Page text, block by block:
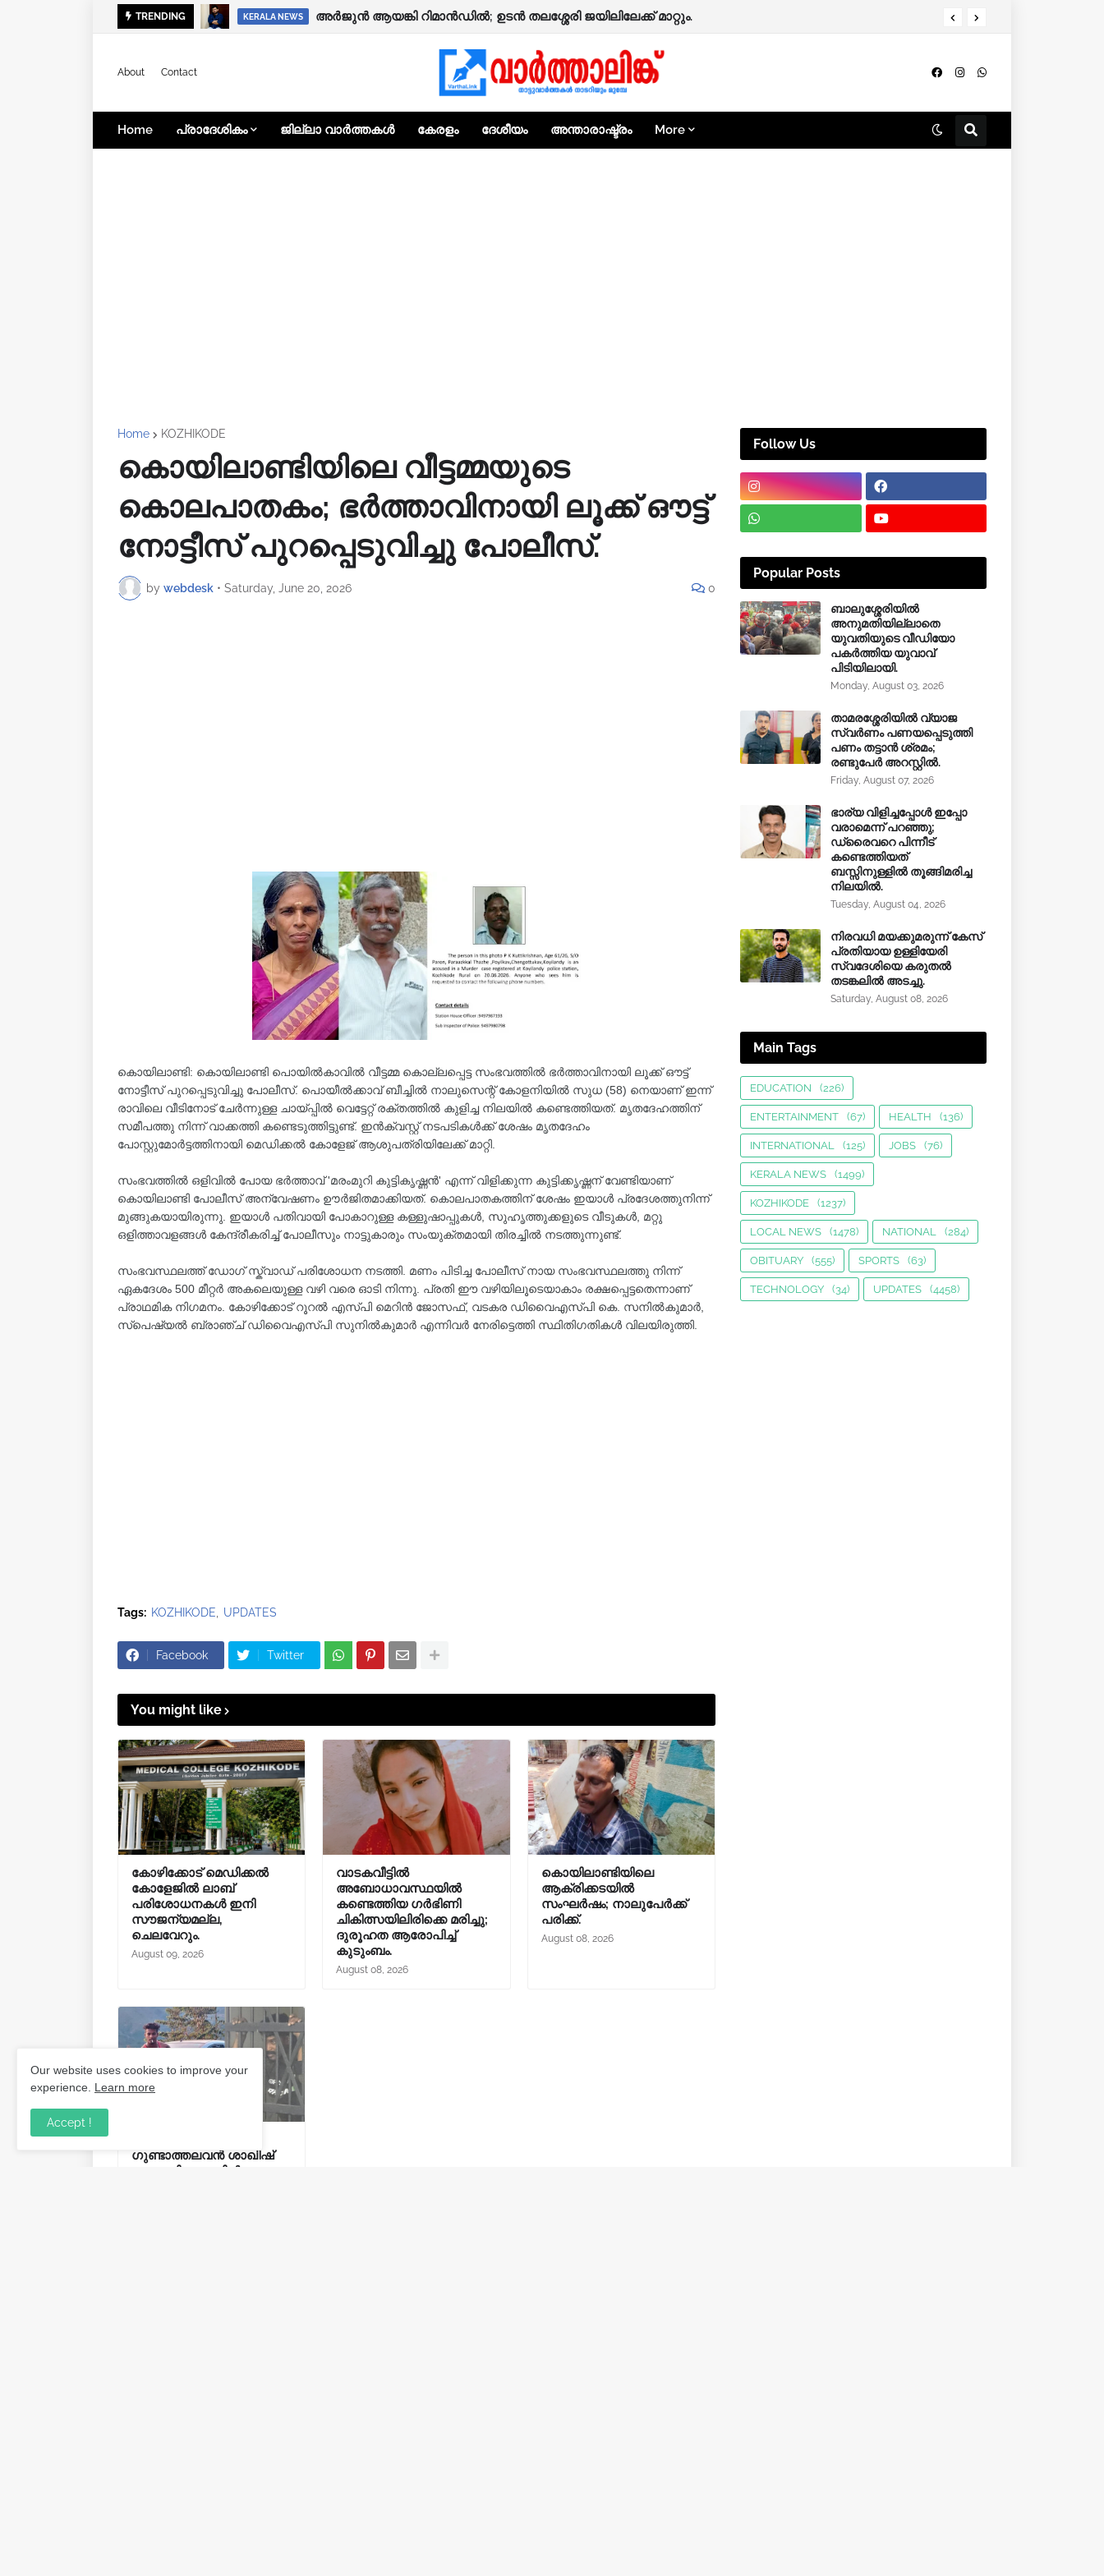
TRENDING KERALA NEWS അര്‍ജുന്‍ ആയങ്കി റിമാന്‍ഡില്‍; ഉടന്‍ തലശ്ശേരി ജയിലിലേക്ക് മാറ്റും.
KOZHIKODE കോഴിക്കോട് മെഡിക്കൽ കോളേജിൽ ലാബ് പരിശോധനകൾ ഇനി സൗജന്യമല്ല, ചെലവേറും.
About Contact
Home പ്രാദേശികം ജില്ലാ വാർത്തകൾ കേരളം ദേശീയം അന്താരാഷ്ട്രം More
Home KOZHIKODE
കൊയിലാണ്ടിയിലെ വീട്ടമ്മയുടെ
കൊലപാതകം; ഭർത്താവിനായി ലൂക്ക് ഔട്ട്
നോട്ടീസ് പുറപ്പെടുവിച്ചു പോലീസ്.
by webdesk • Saturday, June 20, 2026 0
കൊയിലാണ്ടി: കൊയിലാണ്ടി പൊയിൽകാവിൽ വീട്ടമ്മ കൊല്ലപ്പെട്ട സംഭവത്തിൽ ഭർത്താവിനായി ലൂക്ക് ഔട്ട്
നോട്ടീസ് പുറപ്പെടുവിച്ചു പോലീസ്. പൊയീല്‍ക്കാവ് ബീച്ചില്‍ നാലുസെന്റ് കോളനിയില്‍ സുധ (58) നെയാണ് ഇന്ന്
രാവിലെ വീടിനോട് ചേർന്നുള്ള ചായ്പ്പിൽ വെട്ടേറ്റ് രക്തത്തിൽ കുളിച്ച നിലയിൽ കണ്ടെത്തിയത്. മൃതദേഹത്തിന്
സമീപത്തു നിന്ന് വാക്കത്തി കണ്ടെടുത്തിട്ടുണ്ട്. ഇൻക്വസ്റ്റ് നടപടികൾക്ക് ശേഷം മൃതദേഹം
പോസ്റ്റുമോർട്ടത്തിനായി മെഡിക്കൽ കോളേജ് ആശുപത്രിയിലേക്ക് മാറ്റി.
സംഭവത്തിൽ ഒളിവിൽ പോയ ഭർത്താവ് 'മരംമുറി കുട്ടികൃഷ്ണൻ' എന്ന് വിളിക്കുന്ന കുട്ടിക്കൃഷ്ണന് വേണ്ടിയാണ്
കൊയിലാണ്ടി പോലീസ് അന്വേഷണം ഊർജിതമാക്കിയത്. കൊലപാതകത്തിന് ശേഷം ഇയാൾ പ്രദേശത്തുനിന്ന്
മുങ്ങുകയായിരുന്നു. ഇയാൾ പതിവായി പോകാറുള്ള കള്ളുഷാപ്പുകൾ, സുഹൃത്തുക്കളുടെ വീടുകൾ, മറ്റു
ഒളിത്താവളങ്ങൾ കേന്ദ്രീകരിച്ച് പോലീസും നാട്ടുകാരും സംയുക്തമായി തിരച്ചിൽ നടത്തുന്നുണ്ട്.
സംഭവസ്ഥലത്ത് ഡോഗ് സ്ക്വാഡ് പരിശോധന നടത്തി. മണം പിടിച്ച പോലീസ് നായ സംഭവസ്ഥലത്തു നിന്ന്
ഏകദേശം 500 മീറ്റർ അകലെയുള്ള വഴി വരെ ഓടി നിന്നു. പ്രതി ഈ വഴിയിലൂടെയാകാം രക്ഷപ്പെട്ടതെന്നാണ്
പ്രാഥമിക നിഗമനം. കോഴിക്കോട് റൂറൽ എസ്പി മെറിൻ ജോസഫ്, വടകര ഡിവൈഎസ്പി കെ. സനിൽകുമാർ,
സ്പെഷ്യൽ ബ്രാഞ്ച് ഡിവൈഎസ്പി സുനിൽകുമാർ എന്നിവർ നേരിട്ടെത്തി സ്ഥിതിഗതികൾ വിലയിരുത്തി.
Tags: KOZHIKODE UPDATES
Facebook Twitter
You might like
കോഴിക്കോട് മെഡിക്കൽ
കോളേജിൽ ലാബ്
പരിശോധനകൾ ഇനി
സൗജന്യമല്ല,
ചെലവേറും.
August 09, 2026
വാടകവീട്ടില്‍
അബോധാവസ്ഥയില്‍
കണ്ടെത്തിയ ഗര്‍ഭിണി
ചികിത്സയിലിരിക്കെ മരിച്ചു;
ദുരൂഹത ആരോപിച്ച്
കുടുംബം.
August 08, 2026
കൊയിലാണ്ടിയിലെ
ആക്രിക്കടയിൽ
സംഘർഷം; നാലുപേർക്ക്
പരിക്ക്.
August 08, 2026
ഗുണ്ടാത്തലവൻ ശാഖിഷ്
കുമ്പാളി അറസ്റ്റിൽ;
Follow Us
Popular Posts
ബാലുശ്ശേരിയിൽ
അനുമതിയില്ലാതെ
യുവതിയുടെ വീഡിയോ
പകർത്തിയ യുവാവ്
പിടിയിലായി.
Monday, August 03, 2026
താമരശ്ശേരിയിൽ വ്യാജ
സ്വർണം പണയപ്പെടുത്തി
പണം തട്ടാൻ ശ്രമം;
രണ്ടുപേർ അറസ്റ്റിൽ.
Friday, August 07, 2026
ഭാര്യ വിളിച്ചപ്പോള്‍ ഇപ്പോ
വരാമെന്ന് പറഞ്ഞു;
ഡ്രൈവറെ പിന്നീട്
കണ്ടെത്തിയത്
ബസ്സിനുള്ളില്‍ തൂങ്ങിമരിച്ച
നിലയിൽ.
Tuesday, August 04, 2026
നിരവധി മയക്കുമരുന്ന് കേസ്
പ്രതിയായ ഉള്ളിയേരി
സ്വദേശിയെ കരുതൽ
തടങ്കലിൽ അടച്ചു.
Saturday, August 08, 2026
Main Tags
EDUCATION (226)
ENTERTAINMENT (67) HEALTH (136)
INTERNATIONAL (125) JOBS (76)
KERALA NEWS (1499)
KOZHIKODE (1237)
LOCAL NEWS (1478) NATIONAL (284)
OBITUARY (555) SPORTS (63)
TECHNOLOGY (34) UPDATES (4458)
Our website uses cookies to improve your
experience. Learn more
Accept !